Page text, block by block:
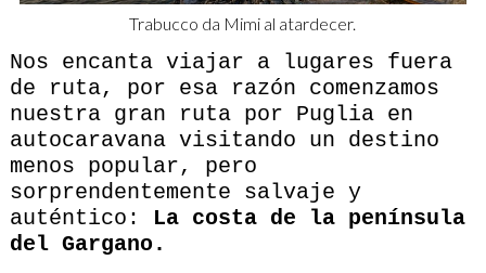
Trabucco da Mimi al atardecer.
Nos encanta viajar a lugares fuera
de ruta, por esa razón comenzamos
nuestra gran ruta por Puglia en
autocaravana visitando un destino
menos popular, pero
sorprendentemente salvaje y
auténtico: La costa de la península
del Gargano.